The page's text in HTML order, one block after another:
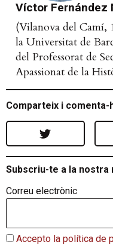
Víctor Fernández
(Vilanova del Camí,
la Universitat de
del Professorat de
Apassionat de la
Comparteix i comenta-
Subscriu-te a la nostra
Correu electrònic
Accepto la política de